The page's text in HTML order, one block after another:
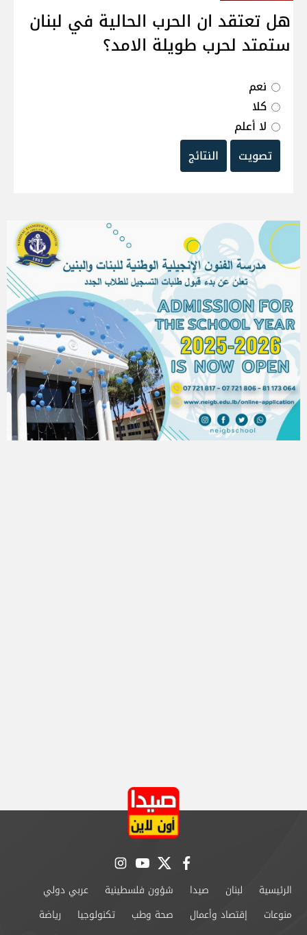
هل تعتقد ان الحرب الحالية في لبنان
ستمتد لحرب طويلة الامد؟
نعم
كلا
لا أعلم
تصويت
النتائج
facebook
twitter
youtube
instagram
الرئيسية لبنان صيدا شؤون فلسطينية
عربي دولي
منوعات
إقتصاد وأعمال صحة وطب تكنولوجيا
رياضة